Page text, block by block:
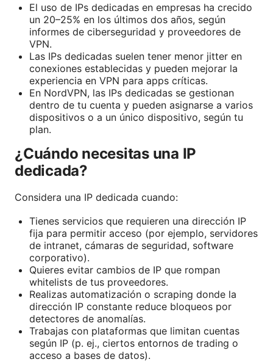
El uso de IPs dedicadas en empresas ha crecido
un 20–25% en los últimos dos años, según
informes de ciberseguridad y proveedores de
VPN.
Las IPs dedicadas suelen tener menor jitter en
conexiones establecidas y pueden mejorar la
experiencia en VPN para apps críticas.
En NordVPN, las IPs dedicadas se gestionan
dentro de tu cuenta y pueden asignarse a varios
dispositivos o a un único dispositivo, según tu
plan.
¿Cuándo necesitas una IP
dedicada?
Considera una IP dedicada cuando:
Tienes servicios que requieren una dirección IP
fija para permitir acceso (por ejemplo, servidores
de intranet, cámaras de seguridad, software
corporativo).
Quieres evitar cambios de IP que rompan
whitelists de tus proveedores.
Realizas automatización o scraping donde la
dirección IP constante reduce bloqueos por
detectores de anomalías.
Trabajas con plataformas que limitan cuentas
según IP (p. ej., ciertos entornos de trading o
acceso a bases de datos).